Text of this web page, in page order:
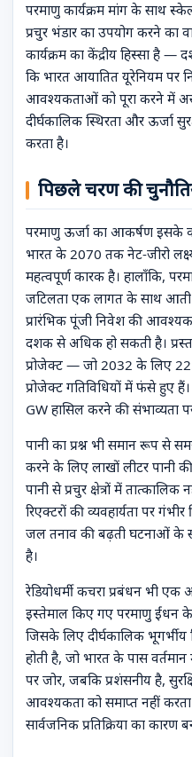
परमाणु कार्यक्रम मांग के साथ
प्रचुर भंडार का उपयोग करने का
कार्यक्रम का केंद्रीय हिस्सा है
कि भारत आयातित यूरेनियम पर
आवश्यकताओं को पूरा करने में
दीर्घकालिक स्थिरता और ऊर्जा
करता है।
पिछले चरण की
परमाणु ऊर्जा का आकर्षण इसके
भारत के 2070 तक नेट-जीरो
महत्वपूर्ण कारक है। हालाँकि,
जटिलता एक लागत के साथ आती
प्रारंभिक पूंजी निवेश की
दशक से अधिक हो सकती है।
प्रोजेक्ट — जो 2032 के लिए
प्रोजेक्ट गतिविधियों में फंसे हुए
GW हासिल करने की संभाव्यता
पानी का प्रश्न भी समान रूप से
करने के लिए लाखों लीटर पानी
पानी से प्रचुर क्षेत्रों में
रिएक्टरों की व्यवहार्यता पर
जल तनाव की बढ़ती घटनाओं के
है।
रेडियोधर्मी कचरा प्रबंधन भी
इस्तेमाल किए गए परमाणु ईंधन
जिसके लिए दीर्घकालिक
होती है, जो भारत के पास
पर जोर, जबकि प्रशंसनीय है,
आवश्यकता को समाप्त नहीं
सार्वजनिक प्रतिक्रिया का कारण